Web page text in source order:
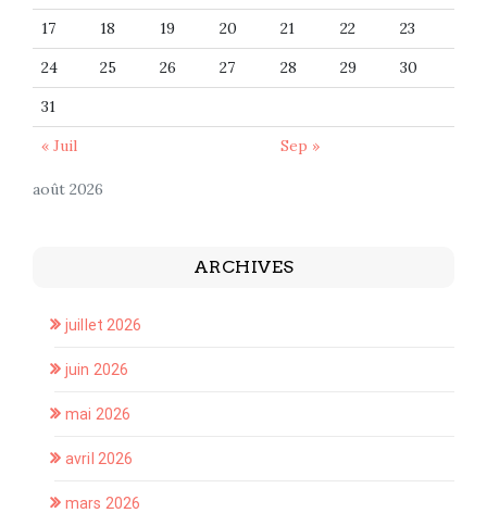
août 2026
17
18 19 20 21 22
23
24
25 26 27 28 29
30
31
« Juil
Sep »
ARCHIVES
juillet 2026
juin 2026
mai 2026
avril 2026
mars 2026